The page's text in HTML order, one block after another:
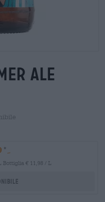
ale
Bottiglia € 11,98 / L